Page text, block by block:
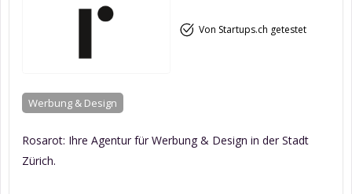
Von Startups.ch getestet
Werbung & Design
Rosarot: Ihre Agentur für Werbung & Design in der Stadt
Zürich.